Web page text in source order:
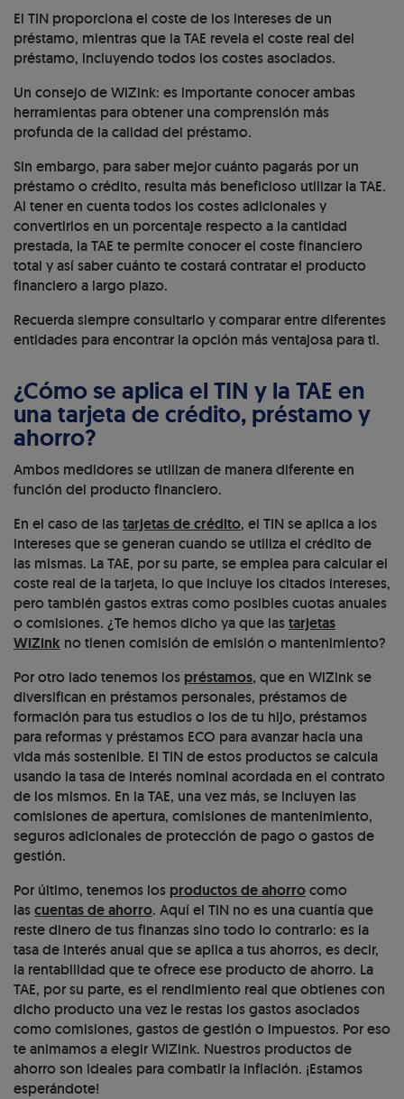
El TIN proporciona el coste de los intereses de un
préstamo, mientras que la TAE revela el coste real del
préstamo, incluyendo todos los costes asociados.
Un consejo de WiZink: es importante conocer ambas
herramientas para obtener una comprensión más
profunda de la calidad del préstamo.
Sin embargo, para saber mejor cuánto pagarás por un
préstamo o crédito, resulta más beneficioso utilizar la TAE.
Al tener en cuenta todos los costes adicionales y
convertirlos en un porcentaje respecto a la cantidad
prestada, la TAE te permite conocer el coste financiero
total y así saber cuánto te costará contratar el producto
financiero a largo plazo.
Recuerda siempre consultarlo y comparar entre diferentes
entidades para encontrar la opción más ventajosa para ti.
¿Cómo se aplica el TIN y la TAE en
una tarjeta de crédito, préstamo y
ahorro?
Ambos medidores se utilizan de manera diferente en
función del producto financiero.
En el caso de lastarjetas de crédito, el TIN se aplica a los
intereses que se generan cuando se utiliza el crédito de
las mismas. La TAE, por su parte, se emplea para calcular el
coste real de la tarjeta, lo que incluye los citados intereses,
pero también gastos extras como posibles cuotas anuales
o comisiones. ¿Te hemos dicho ya que lastarjetas
WiZink no tienen comisión de emisión o mantenimiento?
Por otro lado tenemos los préstamos, que en WiZink se
diversifican en préstamos personales, préstamos de
formación para tus estudios o los de tu hijo, préstamos
para reformas y préstamos ECO para avanzar hacia una
vida más sostenible. El TIN de estos productos se calcula
usando la tasa de interés nominal acordada en el contrato
de los mismos. En la TAE, una vez más, se incluyen las
comisiones de apertura, comisiones de mantenimiento,
seguros adicionales de protección de pago o gastos de
gestión.
Por último, tenemos los productos de ahorrocomo
lascuentas de ahorro. Aquí el TIN no es una cuantía que
reste dinero de tus finanzas sino todo lo contrario: es la
tasa de interés anual que se aplica a tus ahorros, es decir,
la rentabilidad que te ofrece ese producto de ahorro. La
TAE, por su parte, es el rendimiento real que obtienes con
dicho producto una vez le restas los gastos asociados
como comisiones, gastos de gestión o impuestos. Por eso
te animamos a elegir WiZink. Nuestros productos de
ahorro son ideales para combatir la inflación. ¡Estamos
esperándote!